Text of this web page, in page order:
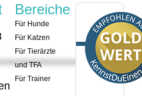
*********************
er.de
Bereiche
Für Hunde
Für Katzen
Für Tierärzte
und TFA
Für Trainer